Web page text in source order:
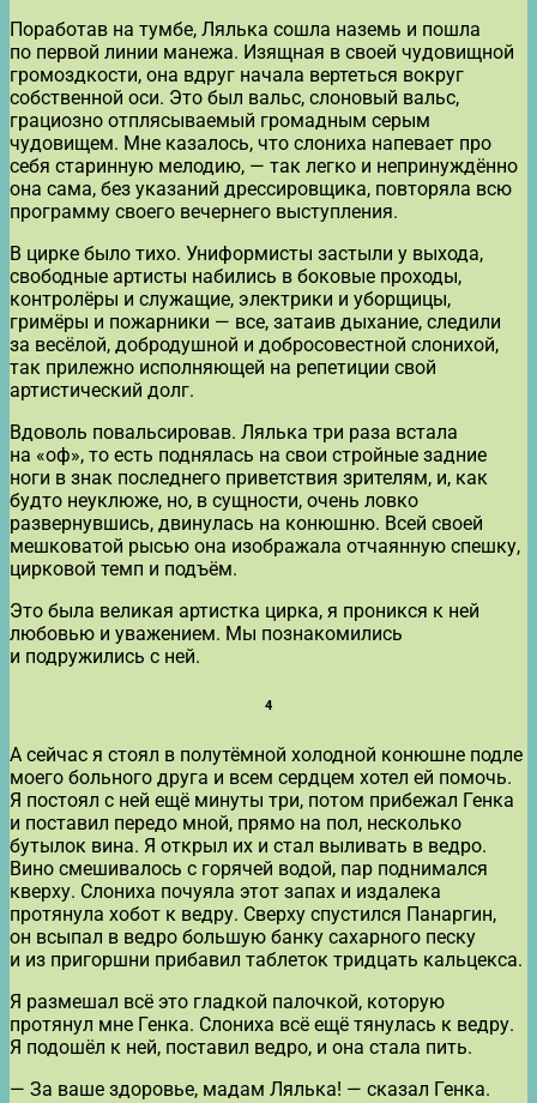
Поработав на тумбе, Лялька сошла наземь и пошла
по первой линии манежа. Изящная в своей чудовищной
громоздкости, она вдруг начала вертеться вокруг
собственной оси. Это был вальс, слоновый вальс,
грациозно отплясываемый громадным серым
чудовищем. Мне казалось, что слониха напевает про
себя старинную мелодию, — так легко и непринуждённо
она сама, без указаний дрессировщика, повторяла всю
программу своего вечернего выступления.
В цирке было тихо. Униформисты застыли у выхода,
свободные артисты набились в боковые проходы,
контролёры и служащие, электрики и уборщицы,
гримёры и пожарники — все, затаив дыхание, следили
за весёлой, добродушной и добросовестной слонихой,
так прилежно исполняющей на репетиции свой
артистический долг.
Вдоволь повальсировав. Лялька три раза встала
на «оф», то есть поднялась на свои стройные задние
ноги в знак последнего приветствия зрителям, и, как
будто неуклюже, но, в сущности, очень ловко
развернувшись, двинулась на конюшню. Всей своей
мешковатой рысью она изображала отчаянную спешку,
цирковой темп и подъём.
Это была великая артистка цирка, я проникся к ней
любовью и уважением. Мы познакомились
и подружились с ней.
4
А сейчас я стоял в полутёмной холодной конюшне подле
моего больного друга и всем сердцем хотел ей помочь.
Я постоял с ней ещё минуты три, потом прибежал Генка
и поставил передо мной, прямо на пол, несколько
бутылок вина. Я открыл их и стал выливать в ведро.
Вино смешивалось с горячей водой, пар поднимался
кверху. Слониха почуяла этот запах и издалека
протянула хобот к ведру. Сверху спустился Панаргин,
он всыпал в ведро большую банку сахарного песку
и из пригоршни прибавил таблеток тридцать кальцекса.
Я размешал всё это гладкой палочкой, которую
протянул мне Генка. Слониха всё ещё тянулась к ведру.
Я подошёл к ней, поставил ведро, и она стала пить.
— За ваше здоровье, мадам Лялька! — сказал Генка.